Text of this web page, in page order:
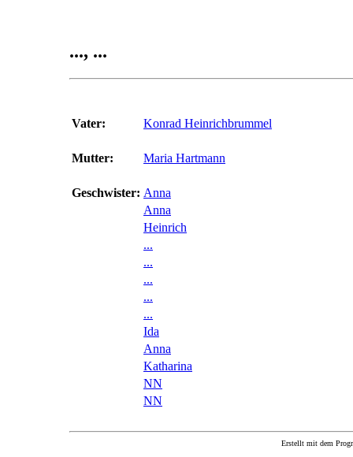
..., ...
Vater: Konrad Heinrichbrummel
Mutter: Maria Hartmann
Geschwister: Anna
Anna
Heinrich
...
...
...
...
...
Ida
Anna
Katharina
NN
NN
Erstellt mit dem